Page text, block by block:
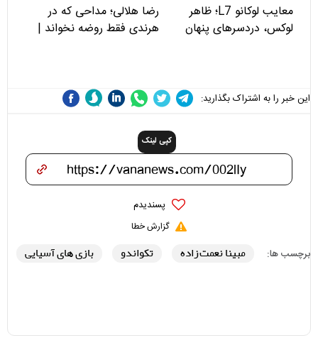
معایب لوکانو L7؛ ظاهر
لوکس، دردسرهای پنهان
رضا هلالی؛ مداحی که در
هرندی فقط روضه نخواند |
این خبر را به اشتراک بگذارید:
کپی لینک
پسندیدم
گزارش خطا
برچسب ها: مبینا نعمت زاده تکواندو بازی های آسیایی